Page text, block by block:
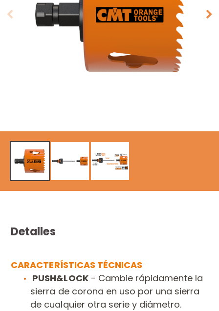
Detalles
CARACTERÍSTICAS TÉCNICAS
PUSH&LOCK- Cambierápidamente la
sierra de corona en uso por una sierra
de cualquier otra serie y diámetro.